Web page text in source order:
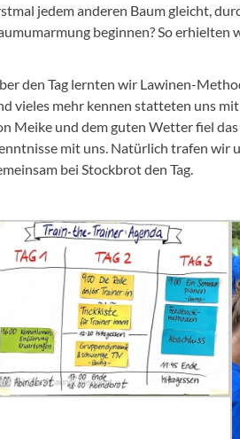
jedem anderen Baum gleicht,
beginnen? So
den Tag lernten wir Lawinen-
vieles mehr kennen statteten uns
Meike und dem guten Wetter fiel
mit uns. Natürlich trafen wir
bei Stockbrot den Tag.